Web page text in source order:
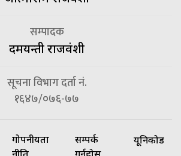
सम्पादक
दमयन्ती राजवंशी
सूचना विभाग दर्ता नं.
१६४७/०७६-७७
गोपनीयता
सम्पर्क
यूनिकोड